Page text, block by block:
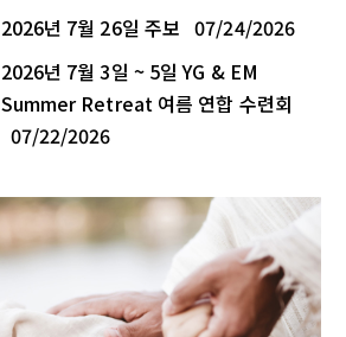
2026년 7월 26일 주보 07/24/2026
2026년 7월 3일 ~ 5일 YG & EM
Summer Retreat 여름 연합 수련회
07/22/2026